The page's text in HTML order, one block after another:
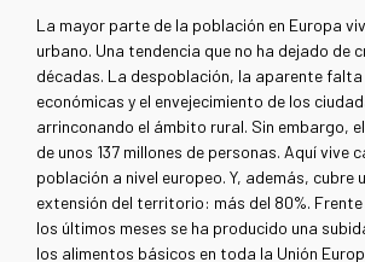
La mayor parte de la población en Europa
urbano. Una tendencia que no ha dejado de
décadas. La despoblación, la aparente
económicas y el envejecimiento de los
arrinconando el ámbito rural. Sin embargo,
de unos 137 millones de personas. Aquí vive
población a nivel europeo. Y, además, cubre
extensión del territorio: más del 80%.
los últimos meses se ha producido una
los alimentos básicos en toda la Unión